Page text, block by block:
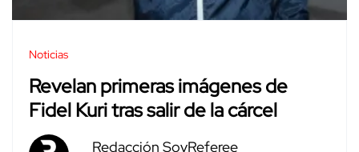
Noticias
Revelan primeras imágenes de
Fidel Kuri tras salir de la cárcel
Redacción SoyReferee